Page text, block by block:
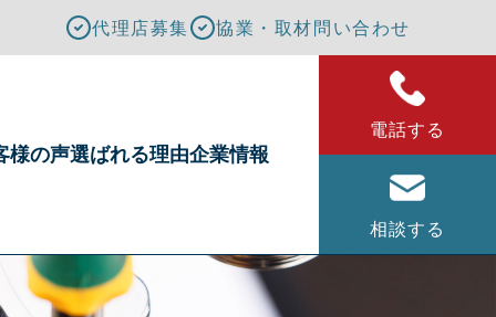
代理店募集 協業・取材問い合わせ
様の声選ばれる理由企業情報
電話する
相談する